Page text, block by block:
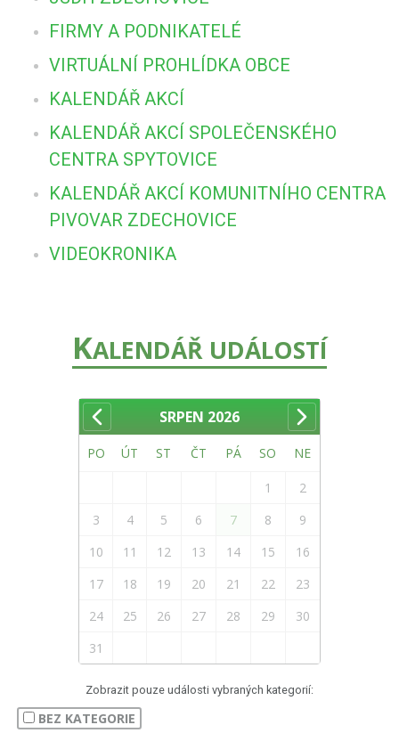
FIRMY A PODNIKATELÉ
VIRTUÁLNÍ PROHLÍDKA OBCE
KALENDÁŘ AKCÍ
KALENDÁŘ AKCÍ SPOLEČENSKÉHO
CENTRA SPYTOVICE
KALENDÁŘ AKCÍ KOMUNITNÍHO CENTRA
PIVOVAR ZDECHOVICE
VIDEOKRONIKA
KALENDÁŘ UDÁLOSTÍ
SRPEN 2026
PO ÚT ST ČT PÁ SO NE
1
2
3
4 5 6 7 8
9
10
11 12 13 14 15
16
17
18 19 20 21 22
23
24
25 26 27 28 29
30
31
Zobrazit pouze události vybraných kategorií:
BEZ KATEGORIE